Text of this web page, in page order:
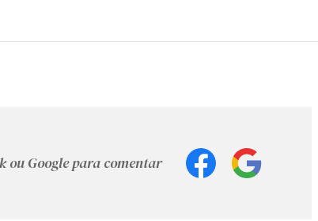
ou Google para comentar